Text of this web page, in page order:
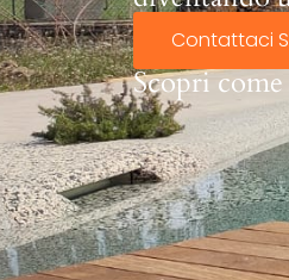
Contattaci
Scopri